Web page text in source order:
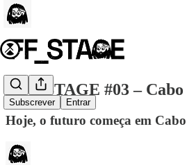
Subscrever Entrar
OFF-STAGE #03 –
Hoje, o futuro começa em